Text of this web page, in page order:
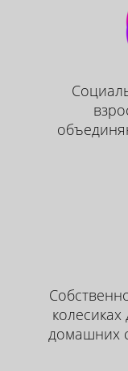
домашних